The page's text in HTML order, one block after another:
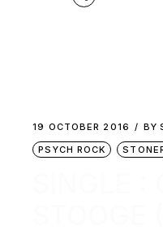
19 OCTOBER 2016 BY
PSYCH ROCK